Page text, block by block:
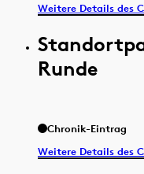
Weitere Details des
Runde
Chronik-Eintrag
Weitere Details des